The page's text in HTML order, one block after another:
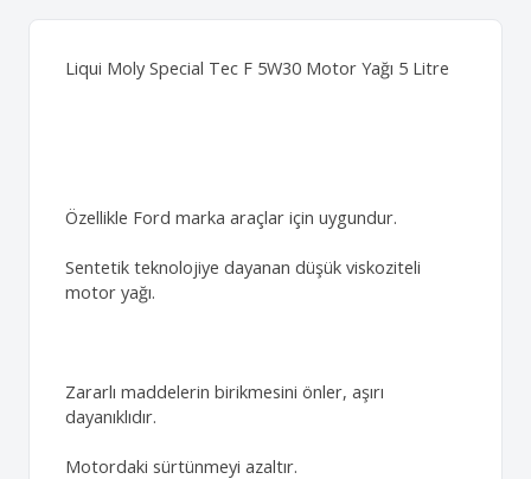
Liqui Moly Special Tec F 5W30 Motor Yağı 5 Litre
Özellikle Ford marka araçlar için uygundur.
Sentetik teknolojiye dayanan düşük viskoziteli
motor yağı.
Zararlı maddelerin birikmesini önler, aşırı
dayanıklıdır.
Motordaki sürtünmeyi azaltır.